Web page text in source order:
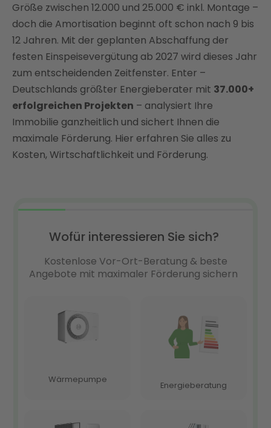
Was kostet eine PV-Anlage mit Speicher?
Wie groß sollten PV-Anlage und Speicher
dimensioniert sein?
PV-Anlage mit Speicher kombinieren:
Wärmepumpe, E-Auto und Energiemanager
Für wen lohnt sich eine PV-Anlage mit Speicher?
Speicher nachrüsten: PV-Anlage nachträglich mit
Batterie erweitern
Wird eine PV-Anlage mit Speicher finanziell
Größe zwischen 12.000 und 25.000 € inkl. Montage –
doch die Amortisation beginnt oft schon nach 9 bis
12 Jahren. Mit der geplanten Abschaffung der
festen Einspeisevergütung ab 2027 wird dieses Jahr
zum entscheidenden Zeitfenster. Enter –
Deutschlands größter Energieberater mit 37.000+
erfolgreichen Projekten – analysiert Ihre
Immobilie ganzheitlich und sichert Ihnen die
maximale Förderung. Hier erfahren Sie alles zu
Kosten, Wirtschaftlichkeit und Förderung.